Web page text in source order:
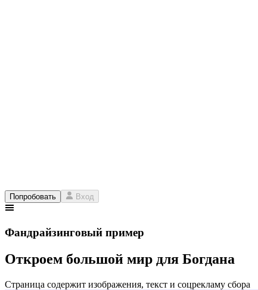
Попробовать Вход
Фандрайзинговый пример
Откроем большой мир для Богдана
Страница содержит изображения, текст и соцрекламу сбора